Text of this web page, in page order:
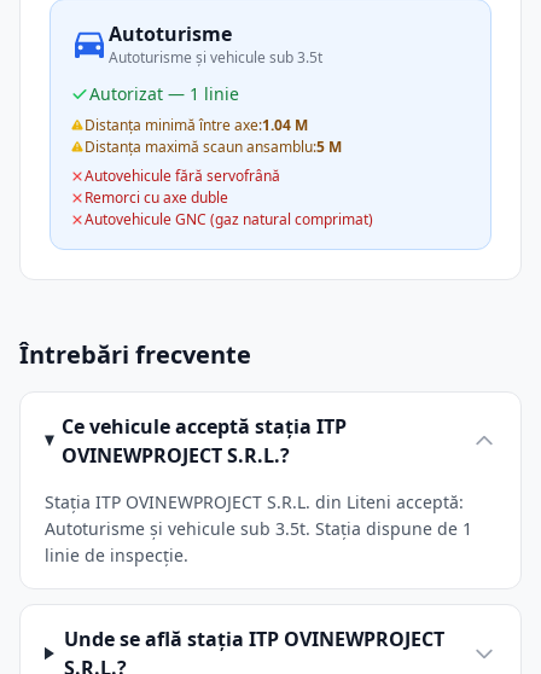
Autoturisme
Autoturisme și vehicule sub 3.5t
Autorizat — 1 linie
Distanța minimă între axe:1.04 M
Distanța maximă scaun ansamblu:5 M
Autovehicule fără servofrână
Remorci cu axe duble
Autovehicule GNC (gaz natural comprimat)
Întrebări frecvente
Ce vehicule acceptă stația ITP
OVINEWPROJECT S.R.L.?
Stația ITP OVINEWPROJECT S.R.L. din Liteni acceptă:
Autoturisme și vehicule sub 3.5t. Stația dispune de 1
linie de inspecție.
Unde se află stația ITP OVINEWPROJECT
S.R.L.?